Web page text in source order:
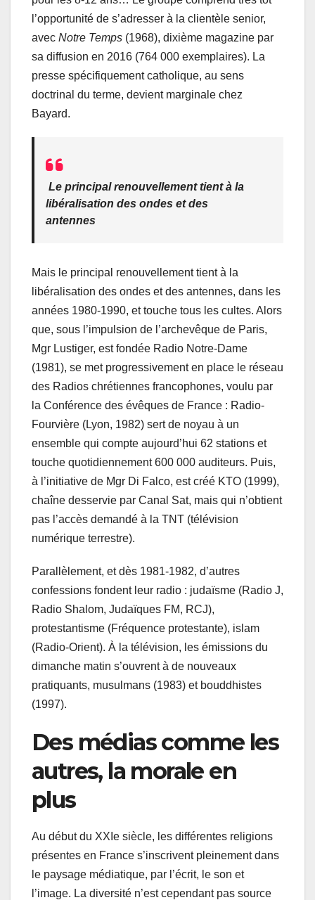
l’opportunité de s’adresser à la clientèle senior,
avec Notre Temps (1968), dixième magazine par
sa diffusion en 2016 (764 000 exemplaires). La
presse spécifiquement catholique, au sens
doctrinal du terme, devient marginale chez
Bayard.
Le principal renouvellement tient à la
libéralisation des ondes et des
antennes
Mais le principal renouvellement tient à la
libéralisation des ondes et des antennes, dans les
années 1980-1990, et touche tous les cultes. Alors
que, sous l’impulsion de l’archevêque de Paris,
Mgr Lustiger, est fondée Radio Notre-Dame
(1981), se met progressivement en place le réseau
des Radios chrétiennes francophones, voulu par
la Conférence des évêques de France : Radio-
Fourvière (Lyon, 1982) sert de noyau à un
ensemble qui compte aujourd’hui 62 stations et
touche quotidiennement 600 000 auditeurs. Puis,
à l’initiative de Mgr Di Falco, est créé KTO (1999),
chaîne desservie par Canal Sat, mais qui n’obtient
pas l’accès demandé à la TNT (télévision
numérique terrestre).
Parallèlement, et dès 1981-1982, d’autres
confessions fondent leur radio : judaïsme (Radio J,
Radio Shalom, Judaïques FM, RCJ),
protestantisme (Fréquence protestante), islam
(Radio-Orient). À la télévision, les émissions du
dimanche matin s’ouvrent à de nouveaux
pratiquants, musulmans (1983) et bouddhistes
(1997).
Des médias comme les
autres, la morale en
plus
Au début du XXIe siècle, les différentes religions
présentes en France s’inscrivent pleinement dans
le paysage médiatique, par l’écrit, le son et
l’image. La diversité n’est cependant pas source